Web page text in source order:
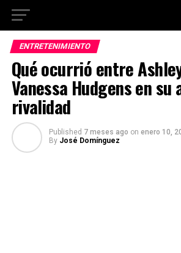
ENTRETENIMIENTO
Qué ocurrió entre
Vanessa Hudgens en su
rivalidad
Published 7 meses ago on enero 10,
By José Domínguez